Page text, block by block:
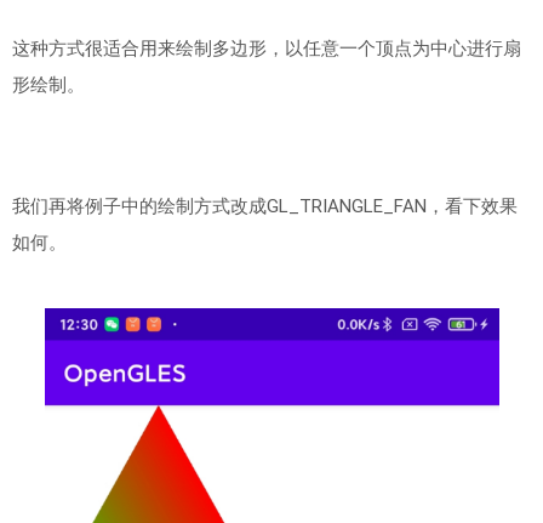
这种方式很适合用来绘制多边形，以任意一个顶点为中心进行扇
形绘制。
我们再将例子中的绘制方式改成GL_TRIANGLE_FAN，看下效果
如何。